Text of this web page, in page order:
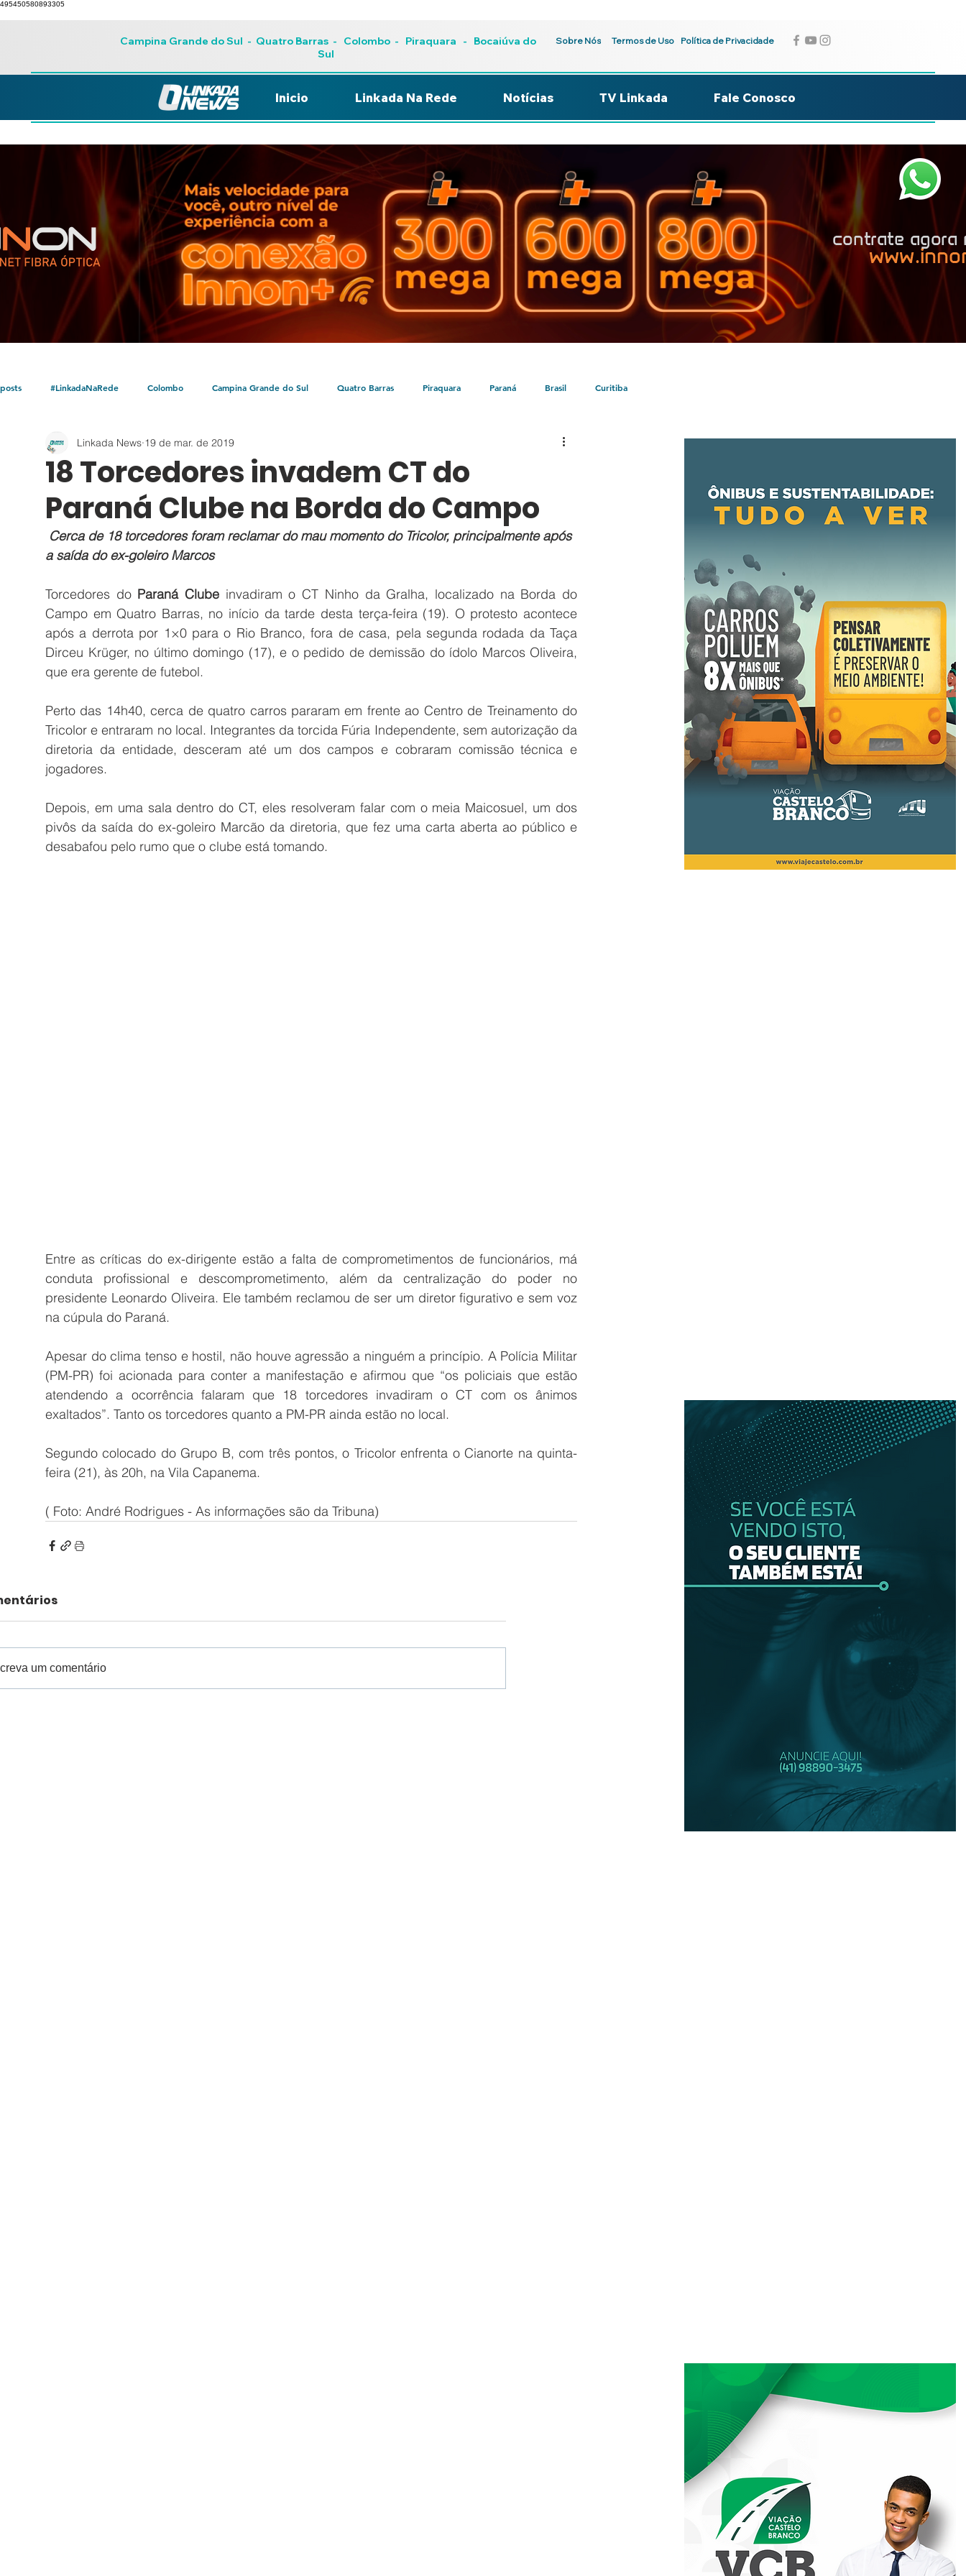
495450580893305
Campina Grande do Sul - Quatro Barras- Colombo- Piraquara - Bocaiúva do
Sul
Sobre Nós Termos de Uso Política de Privacidade
Inicio Linkada Na Rede Notícias TV Linkada Fale Conosco
#LinkadaNaRede Colombo Campina Grande do Sul Quatro Barras Piraquara Paraná Brasil Curitiba
Policial Bocaiúva do Sul Litoral
18 Torcedores invadem CT do
Paraná Clube na Borda do Campo
Linkada News 19 de mar. de 2019
Cerca de 18 torcedores foram reclamar do mau momento do Tricolor, principalmente após
a saída do ex-goleiro Marcos
Torcedores do Paraná Clube invadiram o CT Ninho da Gralha, localizado na Borda do
Campo em Quatro Barras, no início da tarde desta terça-feira (19). O protesto acontece
após a derrota por 1×0 para o Rio Branco, fora de casa, pela segunda rodada da Taça
Dirceu Krüger, no último domingo (17), e o pedido de demissão do ídolo Marcos Oliveira,
que era gerente de futebol.
Perto das 14h40, cerca de quatro carros pararam em frente ao Centro de Treinamento do
Tricolor e entraram no local. Integrantes da torcida Fúria Independente, sem autorização da
diretoria da entidade, desceram até um dos campos e cobraram comissão técnica e
jogadores.
Depois, em uma sala dentro do CT, eles resolveram falar com o meia Maicosuel, um dos
pivôs da saída do ex-goleiro Marcão da diretoria, que fez uma carta aberta ao público e
desabafou pelo rumo que o clube está tomando.
Entre as críticas do ex-dirigente estão a falta de comprometimentos de funcionários, má
conduta profissional e descomprometimento, além da centralização do poder no
presidente Leonardo Oliveira. Ele também reclamou de ser um diretor figurativo e sem voz
na cúpula do Paraná.
Apesar do clima tenso e hostil, não houve agressão a ninguém a princípio. A Polícia Militar
(PM-PR) foi acionada para conter a manifestação e afirmou que “os policiais que estão
atendendo a ocorrência falaram que 18 torcedores invadiram o CT com os ânimos
exaltados”. Tanto os torcedores quanto a PM-PR ainda estão no local.
Segundo colocado do Grupo B, com três pontos, o Tricolor enfrenta o Cianorte na quinta-
feira (21), às 20h, na Vila Capanema.
( Foto: André Rodrigues - As informações são da Tribuna)
um comentário